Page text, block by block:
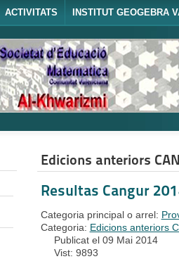
ACTIVITATS INSTITUT GEOGEBRA
Edicions anteriors
Resultas Cangur
Categoria principal o arrel:
Categoria: Edicions anteriors
Publicat el 09 Mai 2014
Vist: 9893